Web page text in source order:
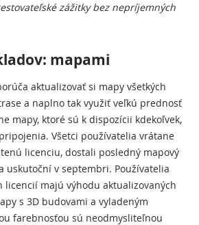
zážitky bez nepríjemných
mapami
aktualizovať si mapy všetkých
a naplno tak využiť veľkú prednosť
mapy, ktoré sú k dispozícii kdekoľvek,
Všetci používatelia vrátane
licenciu, dostali posledný mapový
uskutoční v septembri. Používatelia
licencií majú výhodu aktualizovaných
s 3D budovami a vyladeným
farebnosťou sú neodmysliteľnou